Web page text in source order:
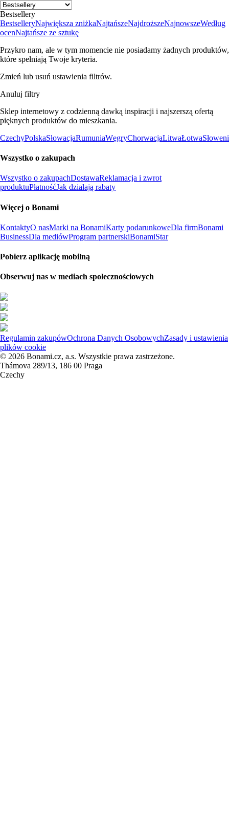
Bestsellery
BestselleryNajwiększa zniżkaNajtańszeNajdroższeNajnowszeWedług
ocenNajtańsze ze sztukę
Przykro nam, ale w tym momencie nie posiadamy żadnych produktów,
które spełniają Twoje kryteria.
Zmień lub usuń ustawienia filtrów.
Anuluj filtry
Sklep internetowy z codzienną dawką inspiracji i najszerszą ofertą
pięknych produktów do mieszkania.
CzechyPolskaSłowacjaRumuniaWęgryChorwacjaLitwaŁotwa
Wszystko o zakupach
Wszystko o zakupachDostawaReklamacja i zwrot
produktuPłatnośćJak działają rabaty
Więcej o Bonami
KontaktyO nasMarki na BonamiKarty podarunkoweDla firmBonami
BusinessDla mediówProgram partnerskiBonamiStar
Pobierz aplikację mobilną
Obserwuj nas w mediach społecznościowych
Regulamin zakupówOchrona Danych OsobowychZasady i ustawienia
plików cookie
© 2026 Bonami.cz, a.s. Wszystkie prawa zastrzeżone.
Thámova 289/13, 186 00 Praga
Czechy